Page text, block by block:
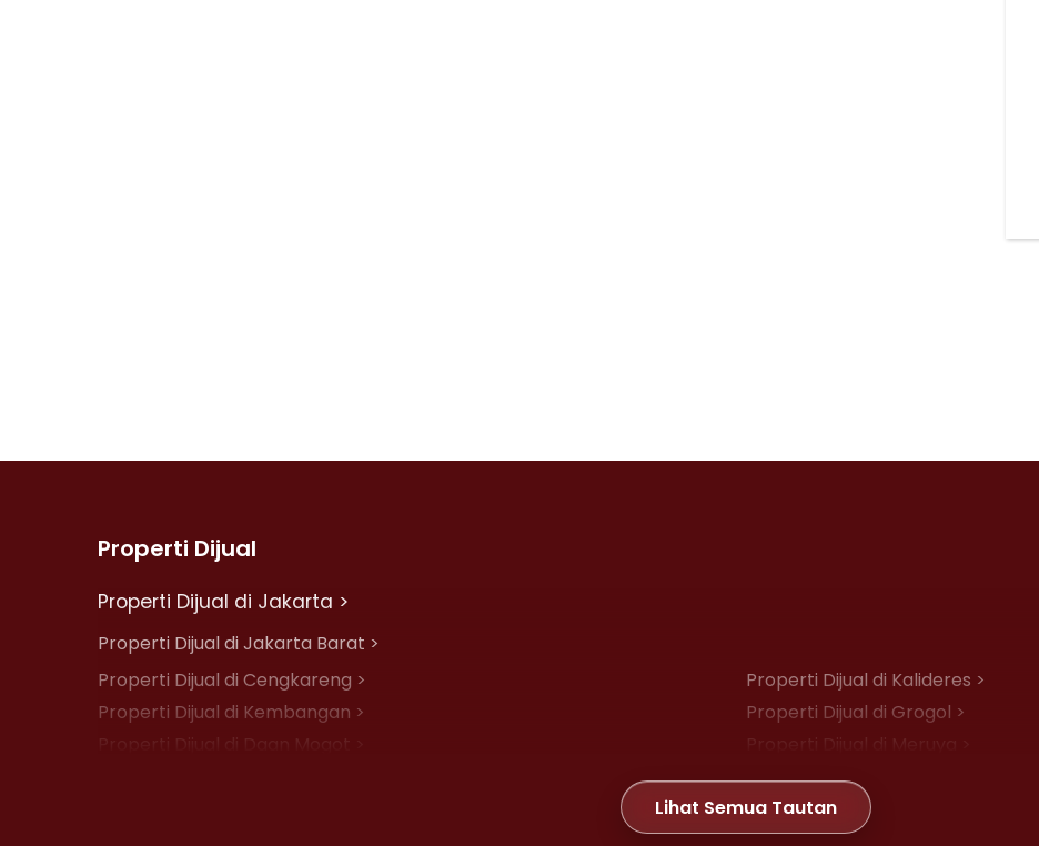
Properti Dijual
Properti Dijual di Jakarta >
Properti Dijual di Jakarta Barat >
Properti Dijual di Cengkareng >
Properti Dijual di Kalideres >
Properti Dijual di Kembangan >
Properti Dijual di Grogol >
Properti Dijual di Daan Mogot >
Properti Dijual di Meruya >
Properti Dijual di Joglo >
Lihat Semua Tautan